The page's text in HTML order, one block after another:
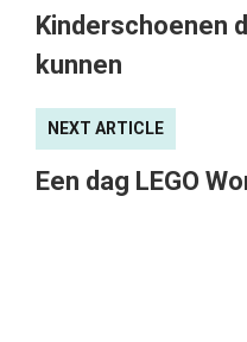
Kinderschoenen
kunnen
NEXT ARTICLE
Een dag LEGO